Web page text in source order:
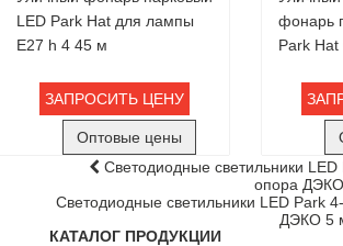
LED Park Hat для лампы
Е27 h 4 45 м
ЗАПРОСИТЬ ЦЕНУ
Оптовые цены
фонарь
Park
Светодиодные светильники
опора
Светодиодные светильники LED Park
ДЭКО 5
КАТАЛОГ ПРОДУКЦИИ